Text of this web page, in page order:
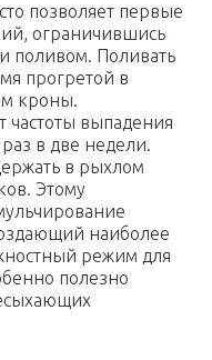
позволяет первые
ограничившись
поливом. Поливать
прогретой в
кроны.
частоты выпадения
в две недели.
в рыхлом
Этому
наиболее
режим для
полезно